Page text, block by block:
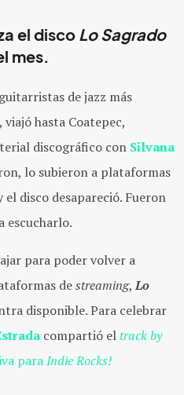
el disco Lo Sagrado
mes.
de jazz más
viajó hasta Coatepec,
discográfico con Silvana
lo subieron a plataformas
disco desapareció. Fueron
escucharlo.
para poder volver a
destreaming,Lo
disponible. Para celebrar
compartió eltrack by
paraIndie Rocks!